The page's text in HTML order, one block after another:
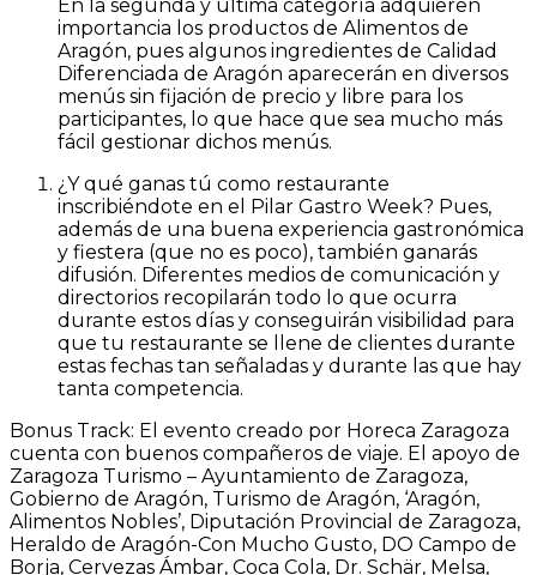
En la segunda y última categoría adquieren
importancia los productos de Alimentos de
Aragón, pues algunos ingredientes de Calidad
Diferenciada de Aragón aparecerán en diversos
menús sin fijación de precio y libre para los
participantes, lo que hace que sea mucho más
fácil gestionar dichos menús.
¿Y qué ganas tú como restaurante
inscribiéndote en el Pilar Gastro Week? Pues,
además de una buena experiencia gastronómica
y fiestera (que no es poco), también ganarás
difusión. Diferentes medios de comunicación y
directorios recopilarán todo lo que ocurra
durante estos días y conseguirán visibilidad para
que tu restaurante se llene de clientes durante
estas fechas tan señaladas y durante las que hay
tanta competencia.
Bonus Track: El evento creado por Horeca Zaragoza
cuenta con buenos compañeros de viaje. El apoyo de
Zaragoza Turismo – Ayuntamiento de Zaragoza,
Gobierno de Aragón, Turismo de Aragón, ‘Aragón,
Alimentos Nobles’, Diputación Provincial de Zaragoza,
Heraldo de Aragón-Con Mucho Gusto, DO Campo de
Borja, Cervezas Ámbar, Coca Cola, Dr. Schär, Melsa,